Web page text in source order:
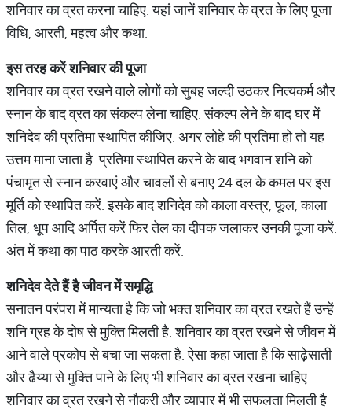
शनिवार का व्रत करना चाहिए. यहां जानें शनिवार के व्रत के लिए पूजा
विधि, आरती, महत्व और कथा.
इस तरह करें शनिवार की पूजा
शनिवार का व्रत रखने वाले लोगों को सुबह जल्दी उठकर नित्यकर्म और
स्नान के बाद व्रत का संकल्प लेना चाहिए. संकल्प लेने के बाद घर में
शनिदेव की प्रतिमा स्थापित कीजिए. अगर लोहे की प्रतिमा हो तो यह
उत्तम माना जाता है. प्रतिमा स्थापित करने के बाद भगवान शनि को
पंचामृत से स्नान करवाएं और चावलों से बनाए 24 दल के कमल पर इस
मूर्ति को स्थापित करें. इसके बाद शनिदेव को काला वस्त्र, फूल, काला
तिल, धूप आदि अर्पित करें फिर तेल का दीपक जलाकर उनकी पूजा करें.
अंत में कथा का पाठ करके आरती करें.
शनिदेव देते हैं है जीवन में समृद्धि
सनातन परंपरा में मान्यता है कि जो भक्त शनिवार का व्रत रखते हैं उन्हें
शनि ग्रह के दोष से मुक्ति मिलती है. शनिवार का व्रत रखने से जीवन में
आने वाले प्रकोप से बचा जा सकता है. ऐसा कहा जाता है कि साढ़ेसाती
और ढैय्या से मुक्ति पाने के लिए भी शनिवार का व्रत रखना चाहिए.
शनिवार का व्रत रखने से नौकरी और व्यापार में भी सफलता मिलती है